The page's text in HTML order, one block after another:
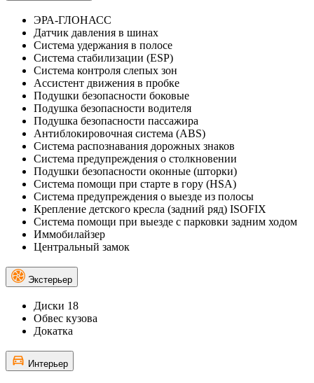
ЭРА-ГЛОНАСС
Датчик давления в шинах
Система удержания в полосе
Система стабилизации (ESP)
Система контроля слепых зон
Ассистент движения в пробке
Подушки безопасности боковые
Подушка безопасности водителя
Подушка безопасности пассажира
Антиблокировочная система (ABS)
Система распознавания дорожных знаков
Система предупреждения о столкновении
Подушки безопасности оконные (шторки)
Система помощи при старте в гору (HSA)
Система предупреждения о выезде из полосы
Крепление детского кресла (задний ряд) ISOFIX
Система помощи при выезде с парковки задним ходом
Иммобилайзер
Центральный замок
Экстерьер
Диски 18
Обвес кузова
Докатка
Интерьер